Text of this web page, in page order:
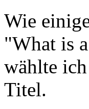
Wie
"What is
wählte
Titel.